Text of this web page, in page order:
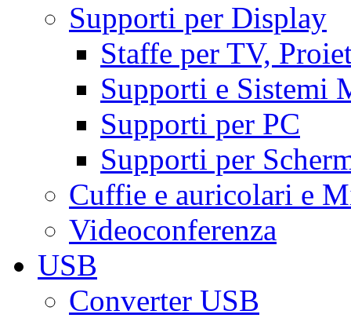
Supporti per Display
Staffe per TV,
Supporti e Sistemi
Supporti per PC
Supporti per
Cuffie e auricolari e
Videoconferenza
USB
Converter USB